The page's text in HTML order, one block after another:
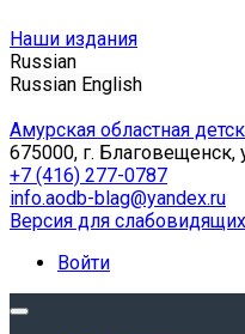
Наши издания
Russian
Russian English
Амурская областная
675000, г. Благовещенск,
+7 (416) 277-0787
info.aodb-blag@yandex.ru
Версия для слабовидящих
Войти